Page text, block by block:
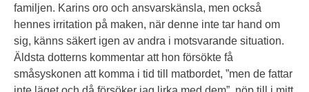
familjen. Karins oro och ansvarskänsla, men också
hennes irritation på maken, när denne inte tar hand om
sig, känns säkert igen av andra i motsvarande situation.
Äldsta dotterns kommentar att hon försökte få
småsyskonen att komma i tid till matbordet, ”men de fattar